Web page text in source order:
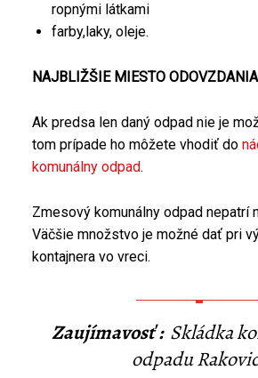
ropnými látkami
farby,laky, oleje.
NAJBLIŽŠIE MIESTO ODOVZDANIA
Ak predsa len daný odpad nie je
tom prípade ho môžete vhodiť do
komunálny odpad.
Zmesový komunálny odpad nepatrí
Väčšie množstvo je možné dať pri
kontajnera vo vreci.
Zaujímavosť :Skládka
odpadu